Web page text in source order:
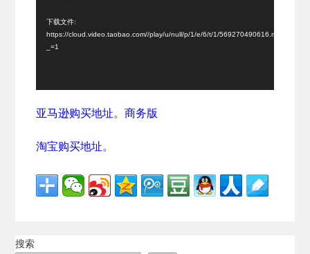
放下载文件:
https://cloud.video.taobao.com//play/u/null/p/1/e/6/t/1/569270490616.mp4?
_=1
亚马逊购买地址。商务版
淘宝购买地址。
搜索